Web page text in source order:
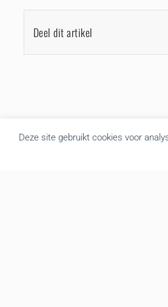
Deze site gebruikt cookies voor
Deel dit artikel